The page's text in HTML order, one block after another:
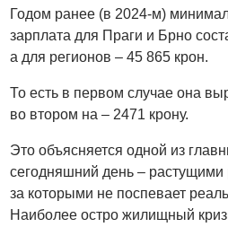
Годом ранее (в 2024-м)
зарплата для Праги и Брно
а для регионов – 45 865 крон.
То есть в первом случае она
во втором на – 2471 крону.
Это объясняется одной из
сегодняшний день –
за которыми не поспевает
Наиболее остро жилищный